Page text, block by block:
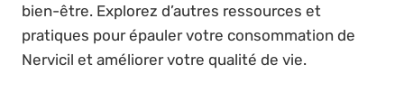
bien-être. Explorez d’autres ressources et
pratiques pour épauler votre consommation de
Nervicil et améliorer votre qualité de vie.